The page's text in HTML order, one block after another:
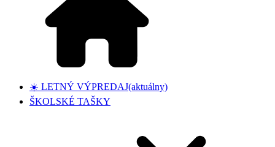
☀️ LETNÝ VÝPREDAJ(aktuálny)
ŠKOLSKÉ TAŠKY